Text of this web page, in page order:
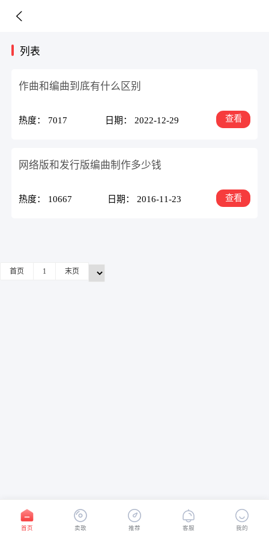
列表
作曲和编曲到底有什么区别
热度： 7017 日期： 2022-12-29 查看
网络版和发行版编曲制作多少钱
热度： 10667 日期： 2016-11-23 查看
首页 1 末页
首页 卖歌 推荐 客服 我的